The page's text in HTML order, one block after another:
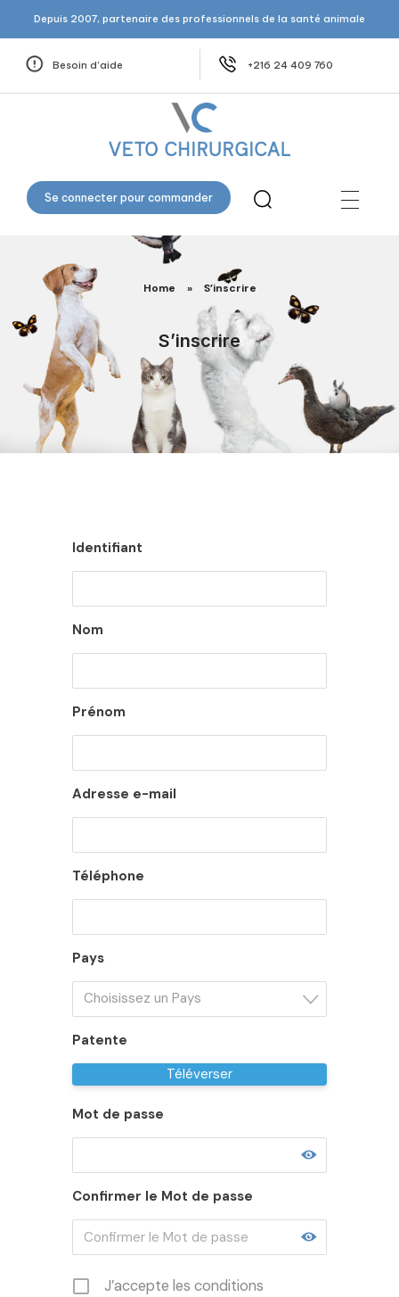
Depuis 2007, partenaire des professionnels de la santé animale
Besoin d’aide +216 24 409 760
Se connecter pour commander
Home » S’inscrire
S’inscrire
Identifiant
Nom
Prénom
Adresse e-mail
Téléphone
Pays
Choisissez un Pays
Patente
Téléverser
Mot de passe
Confirmer le Mot de passe
J’accepte les conditions